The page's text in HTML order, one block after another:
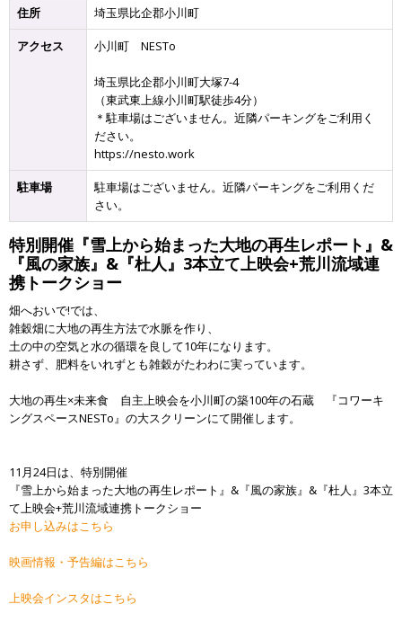
住所 埼玉県比企郡小川町
アクセス 小川町 NESTo
埼玉県比企郡小川町大塚7-4
（東武東上線小川町駅徒歩4分）
＊駐車場はございません。近隣パーキングをご利用く
ださい。
https://nesto.work
駐車場
駐車場はございません。近隣パーキングをご利用くだ
さい。
特別開催『雪上から始まった大地の再生レポート』&
『風の家族』&『杜人』3本立て上映会+荒川流域連
携トークショー
畑へおいで!では、
雑穀畑に大地の再生方法で水脈を作り、
土の中の空気と水の循環を良して10年になります。
耕さず、肥料をいれずとも雑穀がたわわに実っています。
大地の再生×未来食 自主上映会を小川町の築100年の石蔵 『コワーキ
ングスペースNESTo』の大スクリーンにて開催します。
11月24日は、特別開催
『雪上から始まった大地の再生レポート』&『風の家族』&『杜人』3本立
て上映会+荒川流域連携トークショー
お申し込みはこちら
映画情報・予告編はこちら
上映会インスタはこちら